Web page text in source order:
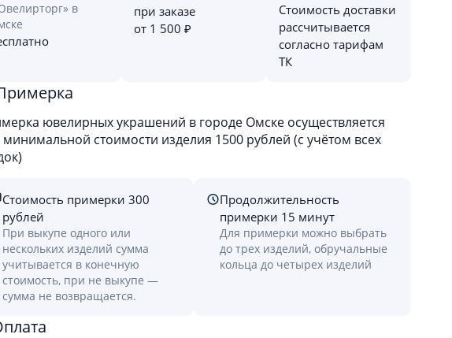
в
при заказе
от 1 500 ₽
Стоимость доставки
рассчитывается
согласно тарифам
ТК
ювелирных украшений в городе Омске осуществляется
стоимости изделия 1500 рублей (с учётом всех
Стоимость примерки 300
рублей
При выкупе одного или
нескольких изделий сумма
учитывается в конечную
стоимость, при не выкупе —
сумма не возвращается.
Продолжительность
примерки 15 минут
Для примерки можно выбрать
до трех изделий, обручальные
кольца до четырех изделий